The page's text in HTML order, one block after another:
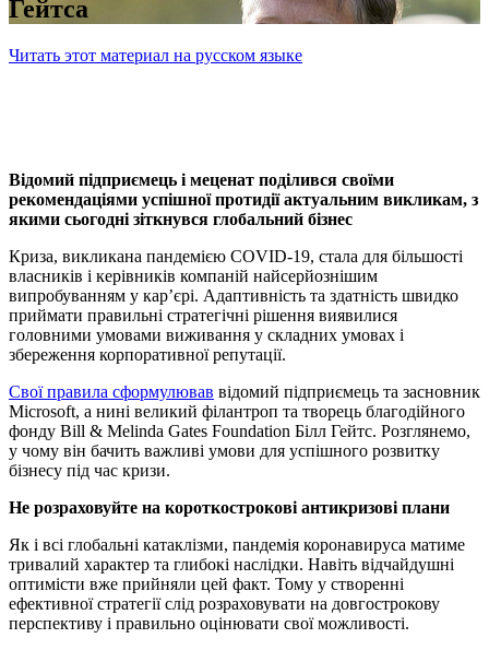
Гейтса
Читать этот материал на русском языке
Відомий підприємець і меценат поділився своїми
рекомендаціями успішної протидії актуальним викликам, з
якими сьогодні зіткнувся глобальний бізнес
Криза, викликана пандемією COVID-19, стала для більшості
власників і керівників компаній найсерйознішим
випробуванням у кар’єрі. Адаптивність та здатність швидко
приймати правильні стратегічні рішення виявилися
головними умовами виживання у складних умовах і
збереження корпоративної репутації.
Свої правила сформулював відомий підприємець та засновник
Microsoft, а нині великий філантроп та творець благодійного
фонду Bill & Melinda Gates Foundation Білл Гейтс. Розглянемо,
у чому він бачить важливі умови для успішного розвитку
бізнесу під час кризи.
Не розраховуйте на короткострокові антикризові плани
Як і всі глобальні катаклізми, пандемія коронавируса матиме
тривалий характер та глибокі наслідки. Навіть відчайдушні
оптимісти вже прийняли цей факт. Тому у створенні
ефективної стратегії слід розраховувати на довгострокову
перспективу і правильно оцінювати свої можливості.